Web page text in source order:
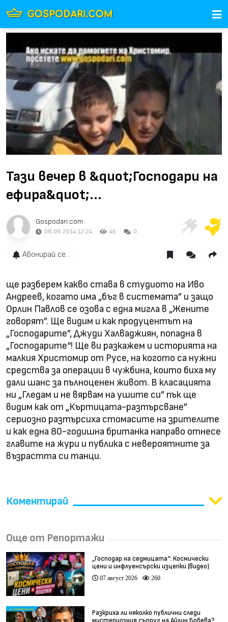
Тази вечер в &quot;Господари на
ефира&quot;...
Gospodari.com
08.09.2014 12:24 46 0
Абонирай се...
ще разберем какво става в студиото на Иво
Андреев, когато има „бъг в системата” и защо
Орлин Павлов се озова с една мигла в „Жените
говорят”. Ще видим и как продуцентът на
„Господарите”, Джуди Халваджиян, попадна в
„Господарите“! Ще ви разкажем и историята на
малкия Христомир от Русе, на когото са нужни
средства за операции в чужбина, които биха му
дали шанс за пълноценен живот. В класацията
ни „Гледам и не вярвам на ушите си” пък ще
видим как от „Къртицата-разтърсване”
сериозно разтърсиха стомасите на зрителите
и как една 80-годишна британка направо отнесе
главите на жури и публика с невероятните за
възрастта си танци.
Коментирай
Още от Репортажи
„Господар на седмицата“: Космически
цени и инфлуенсърски изцепки (видео)
07 август 2026 260
Разкриха ли няколко публични следи